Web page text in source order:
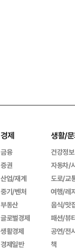
경제
금융
증권
산업/재계
중기/벤처
부동산
글로벌경제
생활경제
경제일반
생활/
건강정보
자동차/
도로/교
여행/레
음식/맛
패션/뷰
공연/전
책